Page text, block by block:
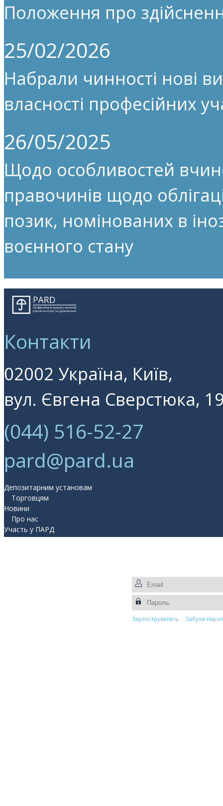
Положення про
25/02/2026
Набрали чинності нові
власності професійних
26/05/2025
Щодо особливостей
правочинів щодо
позик, номінованих в
воєнного стану
Контакти
02002 Україна, Київ,
вул. Євгена Сверстюка,
(044) 516-52-27
pard@pard.ua
Депозитарним установам
Торговцям
Новини
Про нас
Участь у ПАРД
Прес-центр
Зареєструватись Забули